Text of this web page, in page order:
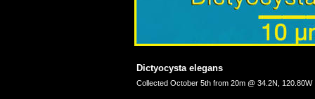
Dictyocysta elegans
Collected October 5th from 20m @ 34.2N, 120.80W